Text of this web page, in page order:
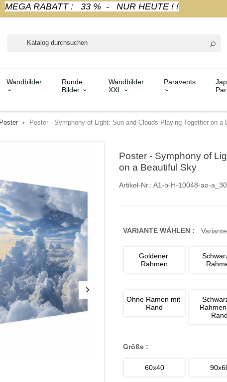
MEGA RABATT : 33 % - NUR HEUTE ! !
Wandbilder
Runde
Bilder
Wandbilder
XXL
Paravents
Poster Poster - Symphony of Light: Sun and Clouds Playing Together on a
Poster - Symphony of
on a Beautiful Sky
Artikel-Nr.: A1-b-H-10048-ao-
VARIANTE WÄHLEN :
Goldener
Rahmen
Ohne Ramen mit
Rand
Rand
Größe :
60x40